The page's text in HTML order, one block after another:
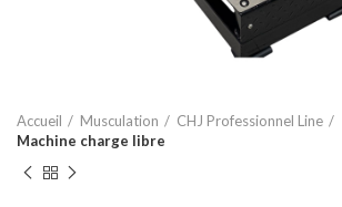
Accueil Musculation
CHJ Professionnel Line
Machine charge libre